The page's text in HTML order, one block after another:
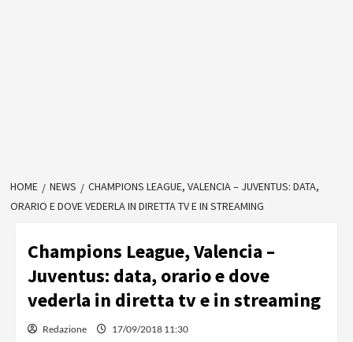
HOME NEWS
CHAMPIONS LEAGUE, VALENCIA – JUVENTUS: DATA,
ORARIO E DOVE VEDERLA IN DIRETTA TV E IN STREAMING
Champions League, Valencia –
Juventus: data, orario e dove
vederla in diretta tv e in streaming
Redazione 17/09/2018 11:30